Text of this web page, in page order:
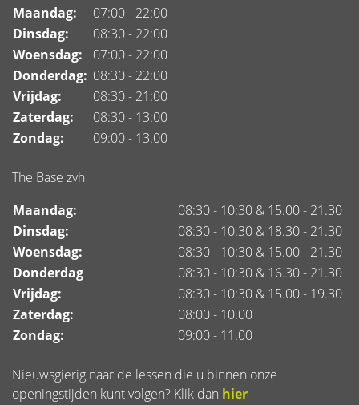
Maandag:
07:00 - 22:00
Dinsdag:
08:30 - 22:00
Woensdag:
07:00 - 22:00
Donderdag: 08:30 - 22:00
Vrijdag:
08:30 - 21:00
Zaterdag:
08:30 - 13:00
Zondag:
09:00 - 13.00
The Base zvh
Maandag:
08:30 - 10:30 & 15.00 - 21.30
Dinsdag:
08:30 - 10:30 & 18.30 - 21.30
Woensdag:
08:30 - 10:30 & 15.00 - 21.30
Donderdag
08:30 - 10:30 & 16.30 - 21.30
Vrijdag:
08:30 - 10:30 & 15.00 - 19.30
Zaterdag:
08:00 - 10.00
Zondag:
09:00 - 11.00
Nieuwsgierig naar de lessen die u binnen onze
openingstijden kunt volgen? Klik dan hier